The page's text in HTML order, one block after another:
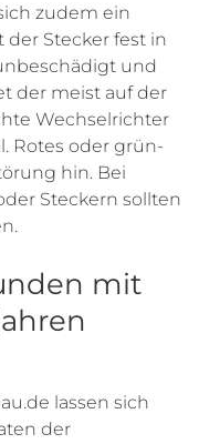
zudem ein
der Stecker fest in
und
der meist auf der
Wechselrichter
Rotes oder grün-
hin. Bei
Steckern sollten
mit
lassen sich
der